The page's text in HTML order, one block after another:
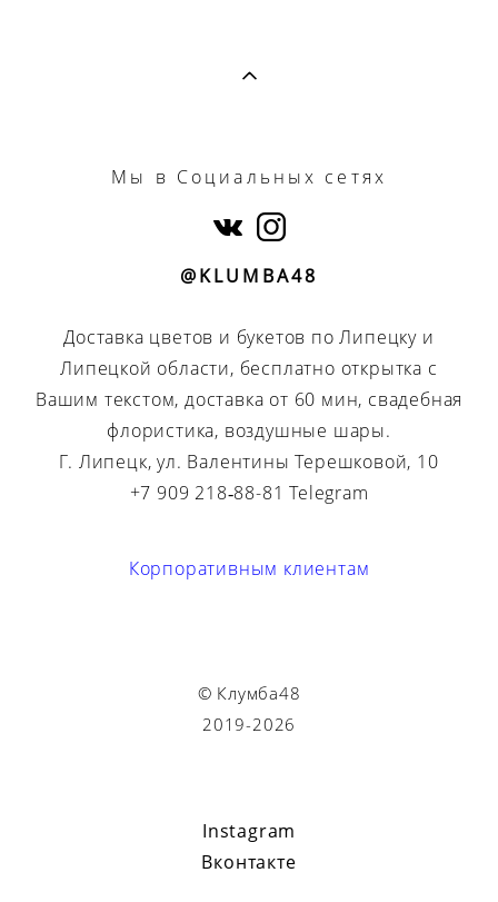
Мы в Социальных сетях
@KLUMBA48
Доставка цветов и букетов по Липецку и
Липецкой области, бесплатно открытка с
Вашим текстом, доставка от 60 мин, свадебная
флористика, воздушные шары.
Г. Липецк, ул. Валентины Терешковой, 10
+7 909 218‑88-81 Telegram
Корпоративным клиентам
© Клумба48
2019-2026
Instagram
Вконтакте